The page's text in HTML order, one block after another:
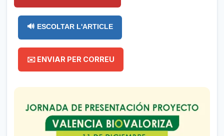
🔊 ESCOLTAR L'ARTICLE
✉️ ENVIAR PER CORREU